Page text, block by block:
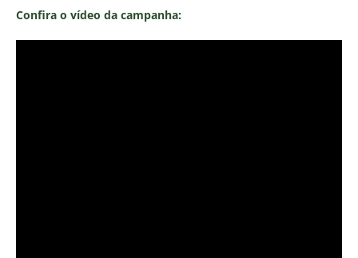
Confira o vídeo da campanha: